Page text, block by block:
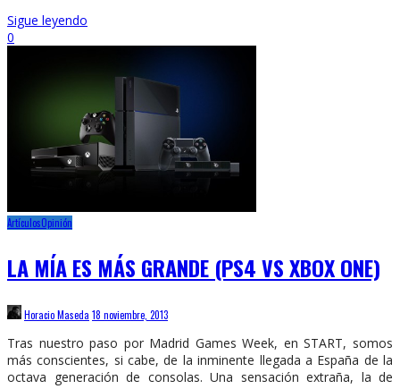
Sigue leyendo
0
ArtículosOpinión
LA MÍA ES MÁS GRANDE (PS4 VS XBOX ONE)
Horacio Maseda 18 noviembre, 2013
Tras nuestro paso por Madrid Games Week, en START, somos
más conscientes, si cabe, de la inminente llegada a España de la
octava generación de consolas. Una sensación extraña, la de